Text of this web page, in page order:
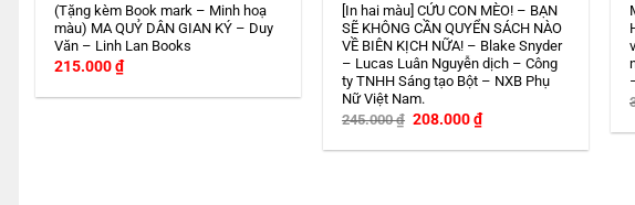
(Tặng kèm Book mark – Minh hoạ
màu) MA QUỶ DÂN GIAN KÝ – Duy
Văn – Linh Lan Books
215.000₫
[In hai màu] CỨU CON MÈO! – BẠN
SẼ KHÔNG CẦN QUYỂN SÁCH NÀO
VỀ BIÊN KỊCH NỮA! – Blake Snyder
– Lucas Luân Nguyễn dịch – Công
ty TNHH Sáng tạo Bột – NXB Phụ
Nữ Việt Nam.
245.000₫ Giá
là:
208.000₫Giá
hiện
tại